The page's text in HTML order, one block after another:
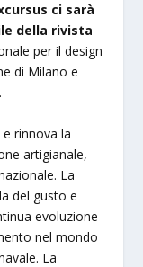
ci sarà
della rivista
per il design
di Milano e
rinnova la
artigianale,
La
del gusto e
evoluzione
nel mondo
La